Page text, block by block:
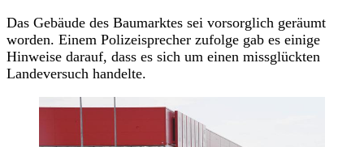
Das Gebäude des Baumarktes sei vorsorglich geräumt
worden. Einem Polizeisprecher zufolge gab es einige
Hinweise darauf, dass es sich um einen missglückten
Landeversuch handelte.